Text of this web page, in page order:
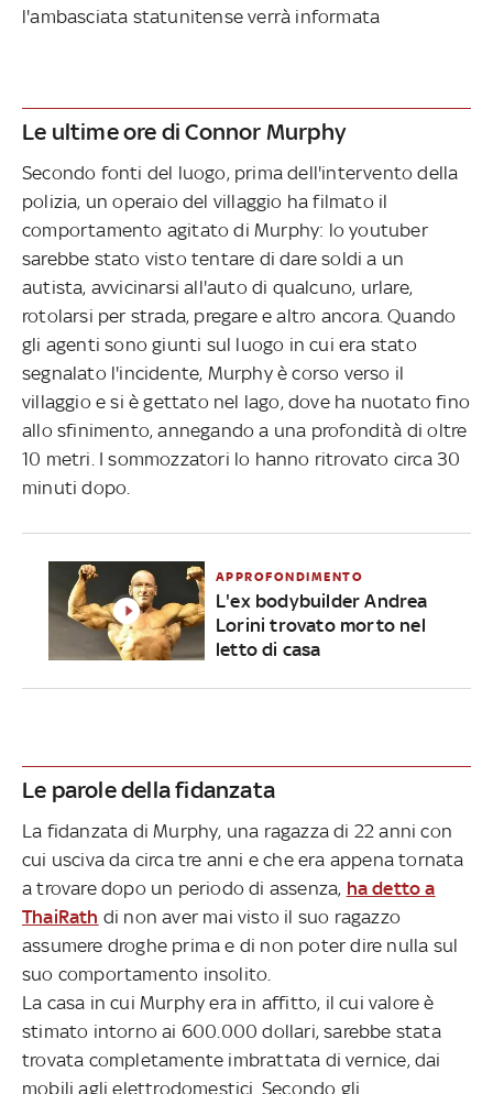
l'ambasciata statunitense verrà informata
Le ultime ore di Connor Murphy
Secondo fonti del luogo, prima dell'intervento della
polizia, un operaio del villaggio ha filmato il
comportamento agitato di Murphy: lo youtuber
sarebbe stato visto tentare di dare soldi a un
autista, avvicinarsi all'auto di qualcuno, urlare,
rotolarsi per strada, pregare e altro ancora. Quando
gli agenti sono giunti ​​sul luogo in cui era stato
segnalato l'incidente, Murphy è corso verso il
villaggio e si è gettato nel lago, dove ha nuotato fino
allo sfinimento, annegando a una profondità di oltre
10 metri. I sommozzatori lo hanno ritrovato circa 30
minuti dopo.
APPROFONDIMENTO
L'ex bodybuilder Andrea
Lorini trovato morto nel
letto di casa
Le parole della fidanzata
La fidanzata di Murphy, una ragazza di 22 anni con
cui usciva da circa tre anni e che era appena tornata
a trovare dopo un periodo di assenza, ha detto a
ThaiRath di non aver mai visto il suo ragazzo
assumere droghe prima e di non poter dire nulla sul
suo comportamento insolito.
La casa in cui Murphy era in affitto, il cui valore è
stimato intorno ai 600.000 dollari, sarebbe stata
trovata completamente imbrattata di vernice, dai
mobili agli elettrodomestici. Secondo gli